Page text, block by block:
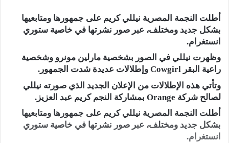
أطلت النجمة المصرية نيللي كريم على جمهورها ومتابعيها
بشكل جديد ومختلف، عبر صور نشرتها في خاصية ستوري
انستغرام.
وظهرت نيللي في الصور بشخصية مارلين مونرو وشخصية
راعية البقر Cowgirl وإطلالات عديدة شدت الجمهور.
وتأتي هذه الإطلالات من الإعلان الجديد الذي صورته نيللي
لصالح شركة Orange بمشاركة النجم كريم عبد العزيز.
أطلت النجمة المصرية نيللي كريم على جمهورها ومتابعيها
بشكل جديد ومختلف، عبر صور نشرتها في خاصية ستوري
انستغرام.